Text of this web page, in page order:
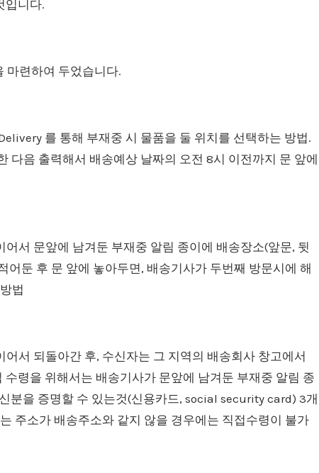
입니다.
마련하여 두었습니다.
를 통해 부재중 시 물품을 둘 위치를 선택하는 방법.
다음 출력해서 배송예상 날짜의 오전 8시 이전까지 문 앞에
서 문앞에 남겨둔 부재중 알림 종이에 배송장소(앞문, 뒷
어둔 후 문 앞에 놓아두면, 배송기사가 두번째 방문시에 해
법
서 되돌아간 후, 수신자는 그 지역의 배송회사 창고에서
령을 위해서는 배송기사가 문앞에 남겨둔 부재중 알림 종
분을 증명할 수 있는것(신용카드, social security card) 3개
주소가 배송주소와 같지 않을 경우에는 직접수령이 불가